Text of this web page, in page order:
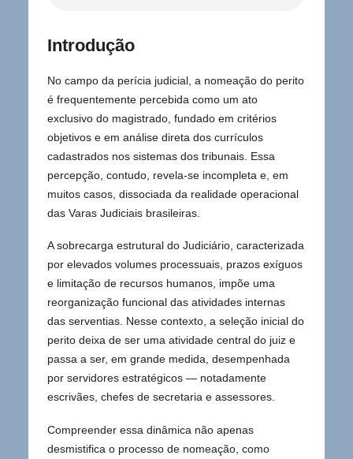
Introdução
No campo da perícia judicial, a nomeação do perito
é frequentemente percebida como um ato
exclusivo do magistrado, fundado em critérios
objetivos e em análise direta dos currículos
cadastrados nos sistemas dos tribunais. Essa
percepção, contudo, revela-se incompleta e, em
muitos casos, dissociada da realidade operacional
das Varas Judiciais brasileiras.
A sobrecarga estrutural do Judiciário, caracterizada
por elevados volumes processuais, prazos exíguos
e limitação de recursos humanos, impõe uma
reorganização funcional das atividades internas
das serventias. Nesse contexto, a seleção inicial do
perito deixa de ser uma atividade central do juiz e
passa a ser, em grande medida, desempenhada
por servidores estratégicos — notadamente
escrivães, chefes de secretaria e assessores.
Compreender essa dinâmica não apenas
desmistifica o processo de nomeação, como